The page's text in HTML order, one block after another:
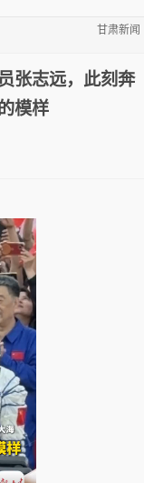
甘肃新闻
张志远，此刻奔
模样